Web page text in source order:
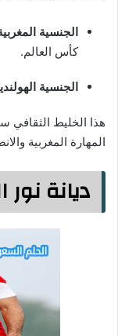
الجنسية
كأس العالم.
الجنسية
هذا الخليط
المهارة المغربية
ديانة نور